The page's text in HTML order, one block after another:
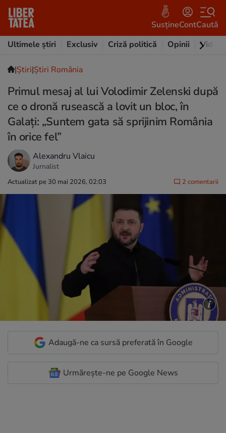
SusțineContCaută
Ultimele știri
Exclusiv Criză politică Opinii Video
|Ştiri|Știri România
Primul mesaj al lui Volodimir Zelenski după
ce o dronă rusească a lovit un bloc, în
Galați: „Suntem gata să sprijinim România
în orice fel”
Alexandru Vlaicu
Jurnalist
Actualizat pe 30 mai 2026, 02:03 2 comentarii
Adaugă-ne ca sursă preferată în Google
Urmărește-ne pe Google News